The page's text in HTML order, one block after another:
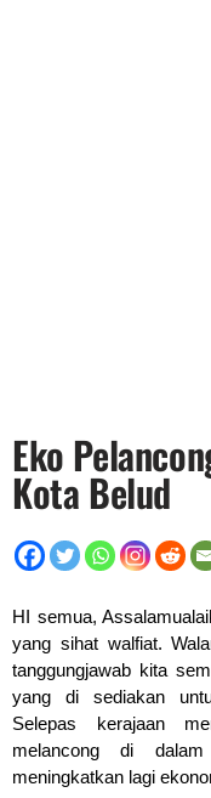
Eko
Kota Belud
HI semua,
yang sihat walfiat.
tanggungjawab kita
yang di sediakan
Selepas kerajaan
melancong di
meningkatkan lagi